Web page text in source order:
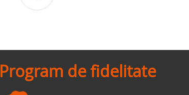
Program de fidelitate